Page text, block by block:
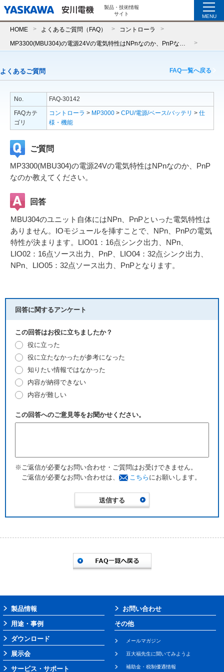
製品・技術情報
サイト
MENU
HOME よくあるご質問（FAQ） コントローラ
よくあるご質問 FAQ一覧へ戻る
No.
FAQ-30142
FAQカテ
ゴリ
コントローラ > MP3000 > CPU/電源/ベース/バッテリ > 仕
様・機能
ご質問
MP3300(MBU304)の電源24Vの電気特性はNPnなのか、PnP
なのか教えてください。
回答
MBU304のユニット自体にはNPn、PnPといった電気特性は
ありません。IOモジュールを挿すことで、NPn、PnPの電気
特性が決まります。LIO01：16点シンク出力、NPn、
LIO02：16点ソース出力、PnP、LIO04：32点シンク出力、
NPn、LIO05：32点ソース出力、PnPとなります。
回答に関するアンケート
この回答はお役に立ちましたか？
役に立った
役に立たなかったが参考になった
知りたい情報ではなかった
内容が納得できない
内容が難しい
この回答へのご意見等をお聞かせください。
※ご返信が必要なお問い合わせ・ご質問はお受けできません。
ご返信が必要なお問い合わせは、
こちら にお願いします。
製品情報
用途・事例
ダウンロード
展示会
サービス・サポート
お問い合わせ
その他
メールマガジン
豆大福先生に聞いてみようよ
補助金・税制優遇情報